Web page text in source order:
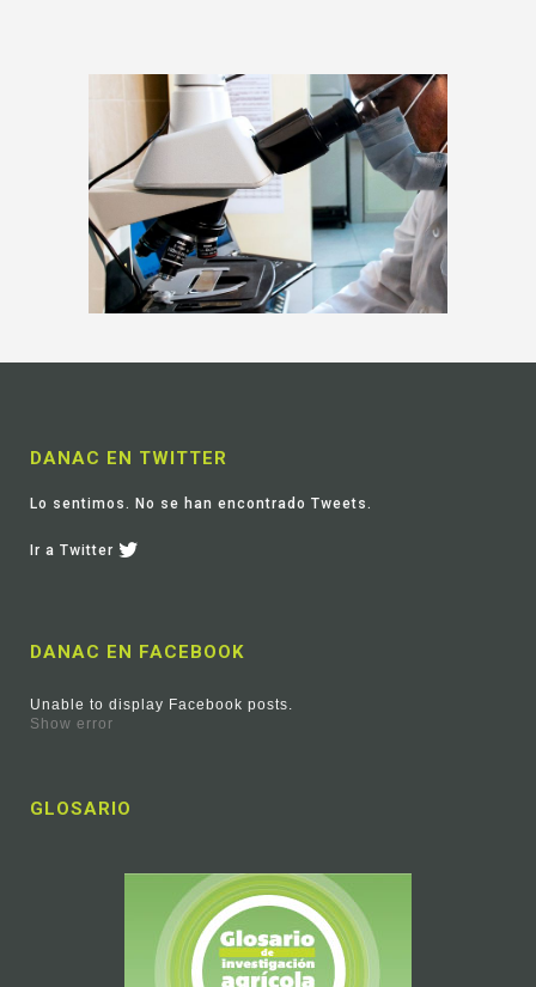
DANAC EN TWITTER
Lo sentimos. No se han encontrado Tweets.
Ir a Twitter
DANAC EN FACEBOOK
Unable to display Facebook posts.
Show error
GLOSARIO